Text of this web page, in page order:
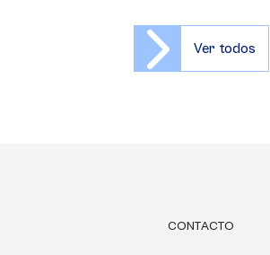
Ver todos
CONTACTO